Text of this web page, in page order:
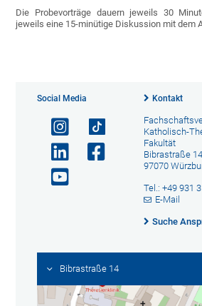
Die Probevorträge dauern jeweils 30
jeweils eine 15-minütige Diskussion mit dem
Social Media Kontakt
Katholisch-
Fakultät
Bibrastraße 14
97070
Tel.: +49 931
E-Mail
Suche
Bibrastraße 14